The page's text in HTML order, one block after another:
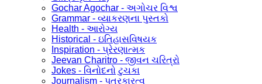
Gochar Agochar - અગોચર વિશ્વ
Grammar - વ્યાકરણના પુસ્તકો
Health - આરોગ્ય
Historical - ઇતિહાસવિષયક
Inspiration - પ્રેરણાત્મક
Jeevan Charitro - જીવન ચરિત્રો
Jokes - વિનોદનો ટુચકા
Journalism - પત્રકારત્વ